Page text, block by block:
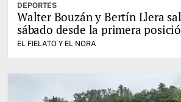
DEPORTES
Walter Bouzán y Bertín Llera
sábado desde la primera
EL FIELATO Y EL NORA